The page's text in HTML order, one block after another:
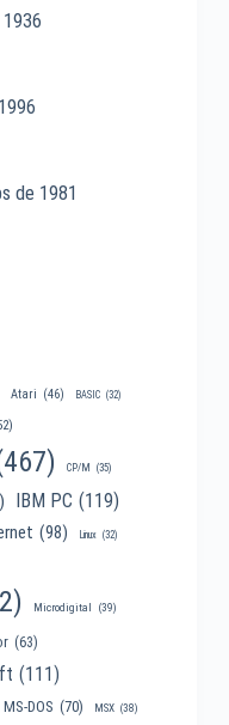
de 1981
Atari (46) BASIC (32)
CP/M (35)
IBM PC (119)
(98) Linux (32)
Microdigital (39)
(63)
(111)
MS-DOS (70) MSX (38)